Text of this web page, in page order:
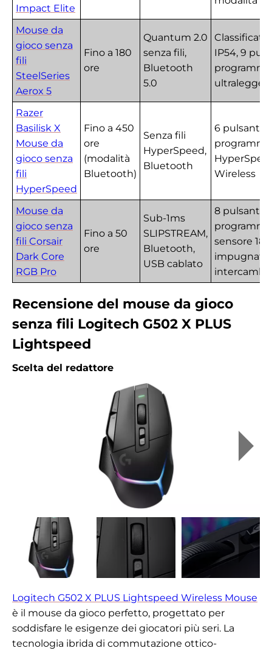
Impact Elite
Mouse da
gioco senza
fili
SteelSeries
Aerox 5
Fino a 180
ore
Quantum 2.0
senza fili,
Bluetooth
5.0
Classificato
IP54, 9
Razer
Basilisk X
Mouse da
gioco senza
fili
HyperSpeed
Fino a 450
ore
(modalità
Bluetooth)
Senza fili
HyperSpeed,
Bluetooth
6 pulsanti
Wireless
Mouse da
gioco senza
fili Corsair
Dark Core
RGB Pro
Fino a 50
ore
Sub-1ms
SLIPSTREAM,
Bluetooth,
USB cablato
8 pulsanti
sensore
Recensione del mouse da gioco
senza fili Logitech G502 X PLUS
Lightspeed
Scelta del redattore
Logitech G502 X PLUS Lightspeed Wireless Mouse
è il mouse da gioco perfetto, progettato per
soddisfare le esigenze dei giocatori più seri. La
tecnologia ibrida di commutazione ottico-